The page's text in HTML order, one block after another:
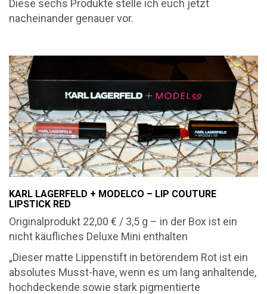
Diese sechs Produkte stelle ich euch jetzt
nacheinander genauer vor.
KARL LAGERFELD + MODELCO – LIP COUTURE
LIPSTICK RED
Originalprodukt 22,00 € / 3,5 g – in der Box ist ein
nicht käufliches Deluxe Mini enthalten
„Dieser matte Lippenstift in betörendem Rot ist ein
absolutes Musst-have, wenn es um lang anhaltende,
hochdeckende sowie stark pigmentierte